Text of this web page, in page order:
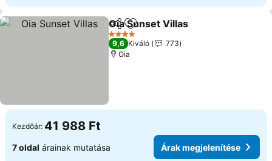
Megosztás
Hozzáadás a kedvencekhez
Oia Sunset Villas
4 Kategória
9,6 Kiváló
773
Oia
Kezdőár: 41 988 Ft
7 oldal árainak mutatása Árak megjelenítése